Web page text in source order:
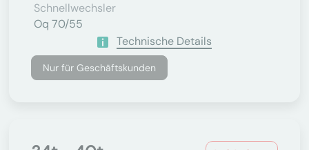
Schnellwechsler
Oq 70/55
Technische Details
Nur für Geschäftskunden